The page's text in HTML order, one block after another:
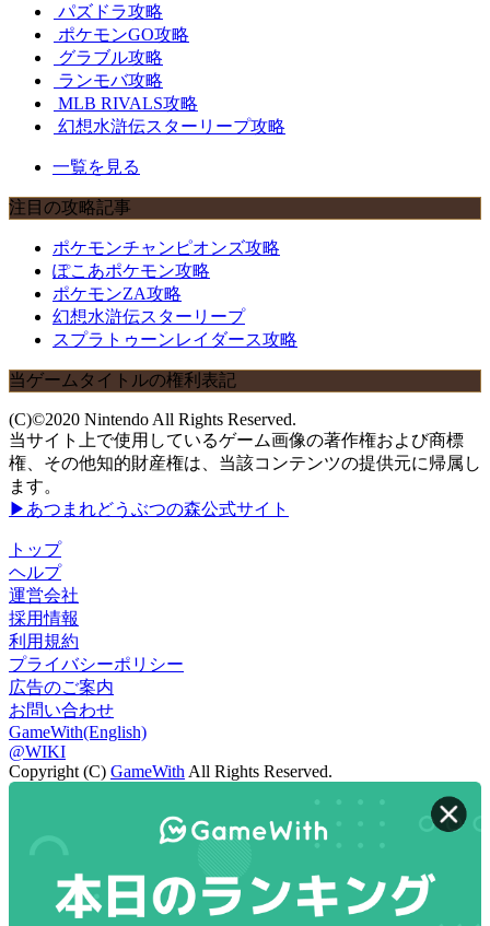
パズドラ攻略
ポケモンGO攻略
グラブル攻略
ランモバ攻略
MLB RIVALS攻略
幻想水滸伝スターリープ攻略
一覧を見る
注目の攻略記事
ポケモンチャンピオンズ攻略
ぽこあポケモン攻略
ポケモンZA攻略
幻想水滸伝スターリープ
スプラトゥーンレイダース攻略
当ゲームタイトルの権利表記
(C)©2020 Nintendo All Rights Reserved.
当サイト上で使用しているゲーム画像の著作権および商標
権、その他知的財産権は、当該コンテンツの提供元に帰属し
ます。
▶あつまれどうぶつの森公式サイト
トップ
ヘルプ
運営会社
採用情報
利用規約
プライバシーポリシー
広告のご案内
お問い合わせ
GameWith(English)
@WIKI
Copyright (C) GameWith All Rights Reserved.